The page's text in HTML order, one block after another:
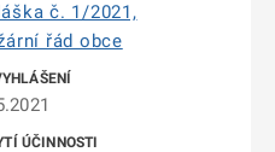
č. 1/2021,
řád obce